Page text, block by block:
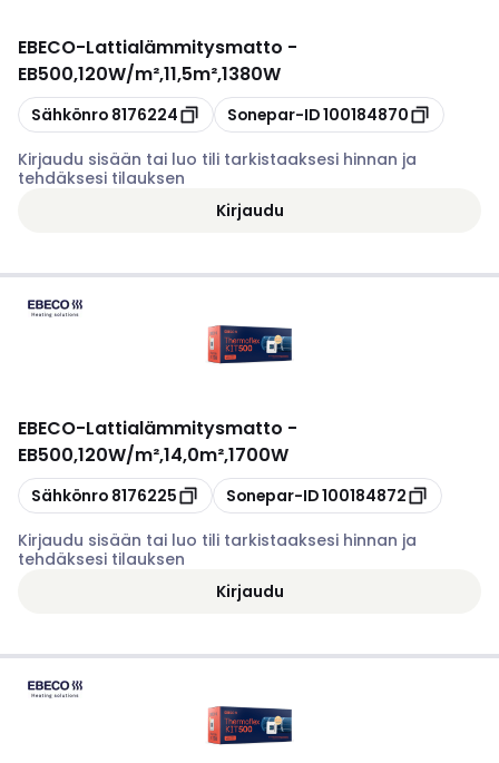
EBECO-Lattialämmitysmatto -
EB500,120W/m²,11,5m²,1380W
Kopioi
Sähkönro 8176224 Kopioi
Sonepar-ID100184870
Kirjaudu sisään tai luo tili tarkistaaksesi hinnan ja
tehdäksesi tilauksen
Kirjaudu
EBECO-Lattialämmitysmatto -
EB500,120W/m²,14,0m²,1700W
Kopioi
Sähkönro 8176225 Kopioi
Sonepar-ID100184872
Kirjaudu sisään tai luo tili tarkistaaksesi hinnan ja
tehdäksesi tilauksen
Kirjaudu